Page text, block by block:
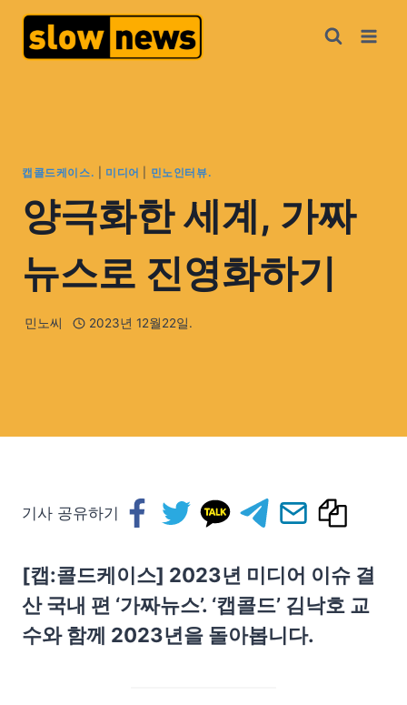
캡콜드케이스. 미디어 민노인터뷰.
양극화한 세계, 가짜
뉴스로 진영화하기
민노씨 2023년 12월22일.
기사 공유하기
[캡:콜드케이스] 2023년 미디어 이슈 결
산 국내 편 ‘가짜뉴스’. ‘캡콜드’ 김낙호 교
수와 함께 2023년을 돌아봅니다.